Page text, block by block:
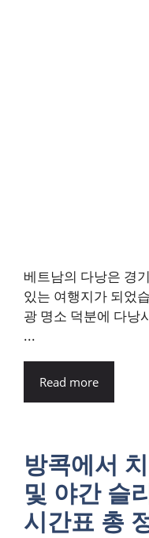
베트남의 다낭은 경
있는 여행지가 되었
광 명소 덕분에 다낭
...
Read more
방콕에서
및 야간 슬
시간표 총